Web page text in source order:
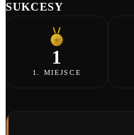
SUKCESY
1
1. MIEJSCE